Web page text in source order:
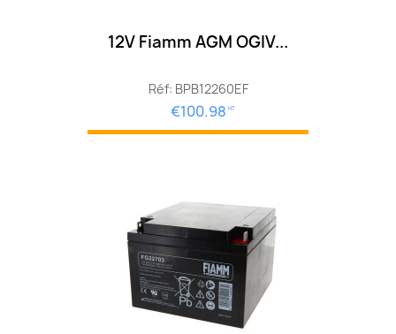
12V Fiamm AGM OGIV...
Réf: BPB12260EF
€100.98 HT